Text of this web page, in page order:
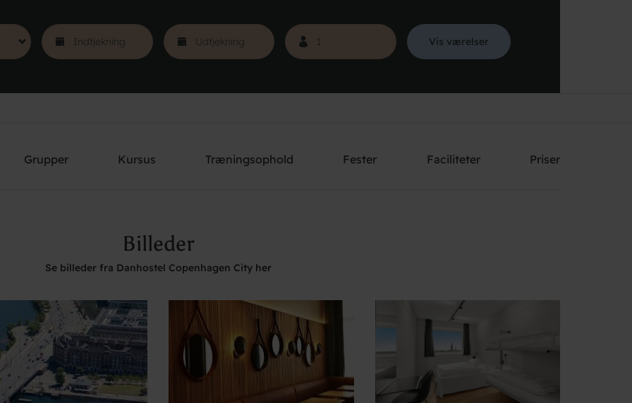
Vis værelser
Grupper Kursus Træningsophold Fester Faciliteter Priser
Billeder
Se billeder fra Danhostel Copenhagen City her